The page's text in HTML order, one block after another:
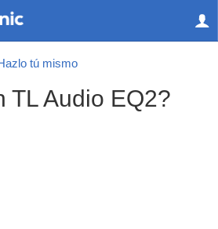
tú mismo
TL Audio EQ2?